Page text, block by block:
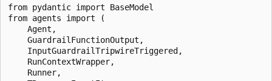
from pydantic import BaseModel
from agents import (
    Agent,
    GuardrailFunctionOutput,
    InputGuardrailTripwireTriggered,
    RunContextWrapper,
    Runner,